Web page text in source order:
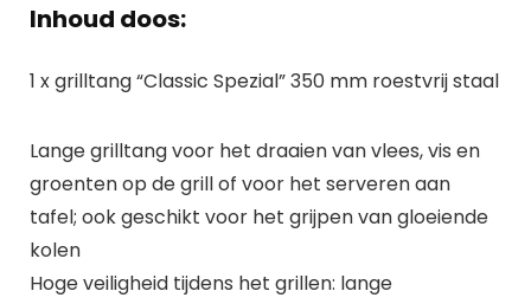
Inhoud doos:
1 x grilltang “Classic Spezial” 350 mm roestvrij staal
Lange grilltang voor het draaien van vlees, vis en
groenten op de grill of voor het serveren aan
tafel; ook geschikt voor het grijpen van gloeiende
kolen
Hoge veiligheid tijdens het grillen: lange